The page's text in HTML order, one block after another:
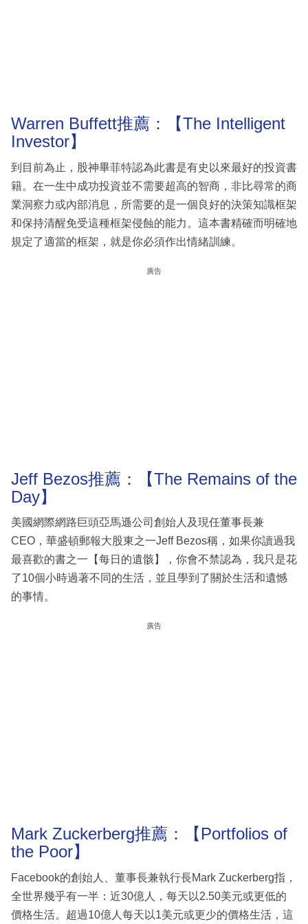
Warren Buffett推薦：【The Intelligent
Investor】
到目前為止，股神畢菲特認為此書是有史以來最好的投資書
籍。在一生中成功投資並不需要超高的智商，非比尋常的商
業洞察力或內部消息，所需要的是一個良好的決策知識框架
和保持清醒免受這種框架侵蝕的能力。這本書精確而明確地
規定了適當的框架，就是你必須作出情緒訓練。
廣告
Jeff Bezos推薦：【The Remains of the
Day】
美國網際網路巨頭亞馬遜公司創始人及現任董事長兼
CEO，華盛頓郵報大股東之一Jeff Bezos稱，如果你讀過我
最喜歡的書之一【每日的遺骸】，你會不禁認為，我只是花
了10個小時過著不同的生活，並且學到了關於生活和遺憾
的事情。
廣告
Mark Zuckerberg推薦：【Portfolios of
the Poor】
Facebook的創始人、董事長兼執行長Mark Zuckerberg指，
全世界幾乎有一半：近30億人，每天以2.50美元或更低的
價格生活。超過10億人每天以1美元或更少的價格生活，這